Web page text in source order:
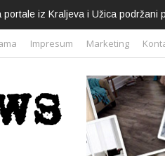
portale iz Kraljeva i Užica podržani
Impresum Marketing